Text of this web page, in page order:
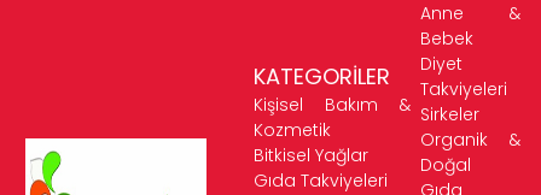
KATEGORİLER
Kişisel Bakım &
Kozmetik
Bitkisel Yağlar
Gıda Takviyeleri
Anne &
Bebek
Diyet
Takviyeleri
Sirkeler
Organik &
Doğal